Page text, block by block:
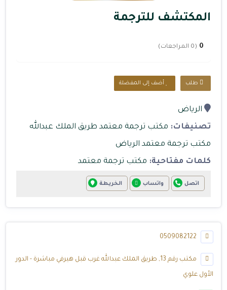
المكتشف للترجمة
0 (0 المراجعات)
طلب أضف إلى المفضلة
الرياض
تصنيفات: مكتب ترجمة معتمد طريق الملك عبدالله
مكتب ترجمة معتمد الرياض
كلمات مفتاحية: مكتب ترجمة معتمد
اتصل واتساب الخريطة
مكتب رقم 13, طريق الملك عبدالله غرب قبل هيرفي مباشرة - الدور
الأول علوي